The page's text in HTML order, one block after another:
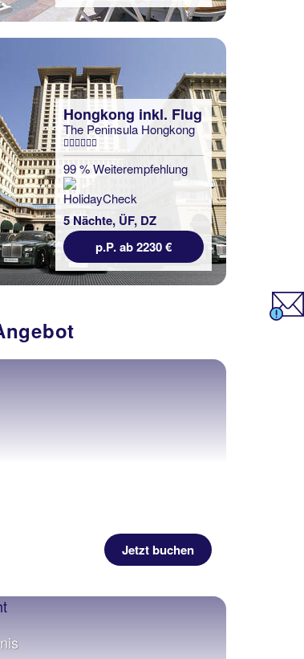
Hongkong inkl. Flug
The Peninsula Hongkong
99 % Weiterempfehlung
5 Nächte, ÜF, DZ
p.P. ab 2230 €
Jetzt buchen